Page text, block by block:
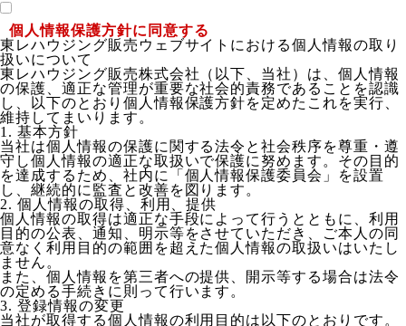
個人情報保護方針に同意する
東レハウジング販売ウェブサイトにおける個人情報の取り
扱いについて
東レハウジング販売株式会社（以下、当社）は、個人情報
の保護、適正な管理が重要な社会的責務であることを認識
し、以下のとおり個人情報保護方針を定めたこれを実行、
維持してまいります。
1. 基本方針
当社は個人情報の保護に関する法令と社会秩序を尊重・遵
守し個人情報の適正な取扱いで保護に努めます。その目的
を達成するため、社内に「個人情報保護委員会」を設置
し、継続的に監査と改善を図ります。
2. 個人情報の取得、利用、提供
個人情報の取得は適正な手段によって行うとともに、利用
目的の公表、通知、明示等をさせていただき、ご本人の同
意なく利用目的の範囲を超えた個人情報の取扱いはいたし
ません。
また、個人情報を第三者への提供、開示等する場合は法令
の定める手続きに則って行います。
3. 登録情報の変更
当社が取得する個人情報の利用目的は以下のとおりです。